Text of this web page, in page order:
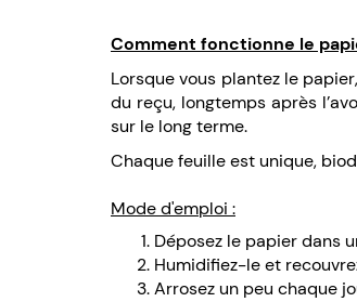
Comment fonctionne le
Lorsque vous plantez le
du reçu, longtemps après
sur le long terme.
Chaque feuille est unique,
Mode d'emploi :
Déposez le papier dans
Humidifiez-le et
Arrosez un peu chaque